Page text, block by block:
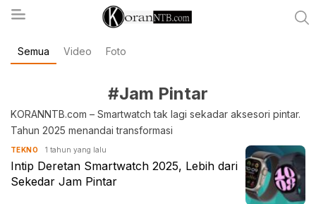
koranntb.com
Semua Video Foto
#Jam Pintar
KORANNTB.com – Smartwatch tak lagi sekadar aksesori pintar.
Tahun 2025 menandai transformasi
TEKNO 1 tahun yang lalu
Intip Deretan Smartwatch 2025, Lebih dari
Sekedar Jam Pintar